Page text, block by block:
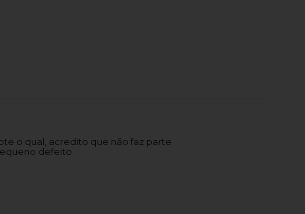
o qual, acredito que não faz parte
defeito.